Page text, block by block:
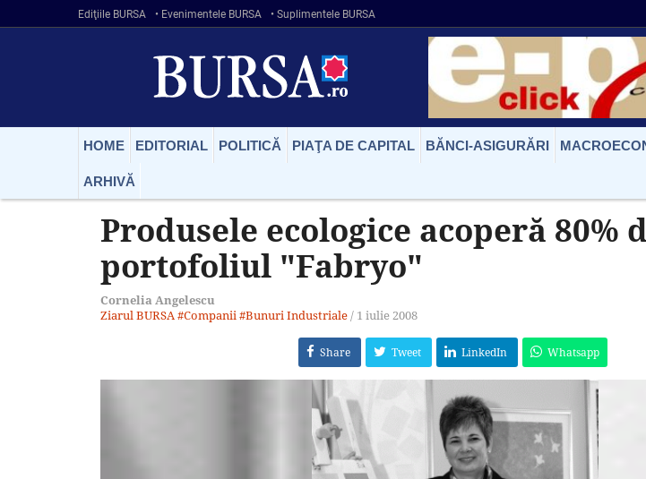
Ediţiile BURSA • Evenimentele BURSA • Suplimentele BURSA
HOME EDITORIAL POLITICĂ PIAŢA DE CAPITAL BĂNCI-ASIGURĂRI
ARHIVĂ
Produsele ecologice acoperă 80%
portofoliul "Fabryo"
Cornelia Angelescu
Ziarul BURSA #Companii #Bunuri Industriale / 1 iulie 2008
Share Tweet LinkedIn Whatsapp